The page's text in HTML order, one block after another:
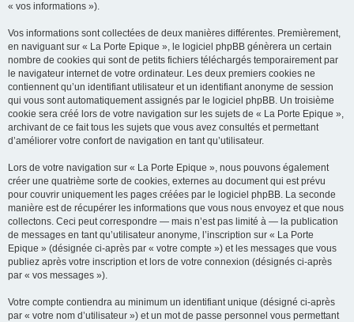
« vos informations »).
Vos informations sont collectées de deux manières différentes. Premièrement,
en naviguant sur « La Porte Epique », le logiciel phpBB génèrera un certain
nombre de cookies qui sont de petits fichiers téléchargés temporairement par
le navigateur internet de votre ordinateur. Les deux premiers cookies ne
contiennent qu’un identifiant utilisateur et un identifiant anonyme de session
qui vous sont automatiquement assignés par le logiciel phpBB. Un troisième
cookie sera créé lors de votre navigation sur les sujets de « La Porte Epique »,
archivant de ce fait tous les sujets que vous avez consultés et permettant
d’améliorer votre confort de navigation en tant qu’utilisateur.
Lors de votre navigation sur « La Porte Epique », nous pouvons également
créer une quatrième sorte de cookies, externes au document qui est prévu
pour couvrir uniquement les pages créées par le logiciel phpBB. La seconde
manière est de récupérer les informations que vous nous envoyez et que nous
collectons. Ceci peut correspondre — mais n’est pas limité à — la publication
de messages en tant qu’utilisateur anonyme, l’inscription sur « La Porte
Epique » (désignée ci-après par « votre compte ») et les messages que vous
publiez après votre inscription et lors de votre connexion (désignés ci-après
par « vos messages »).
Votre compte contiendra au minimum un identifiant unique (désigné ci-après
par « votre nom d’utilisateur ») et un mot de passe personnel vous permettant